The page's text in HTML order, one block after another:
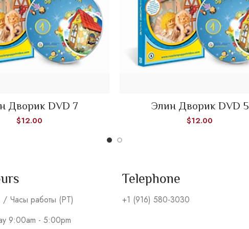
ADD TO CART
Дворик DVD 7
$12.00
ADD TO CART
Элин Дворик DVD 5
$12.00
/ Часы работы (PT)
9:00am - 5:00pm
Telephone
+1 (916) 580-3030